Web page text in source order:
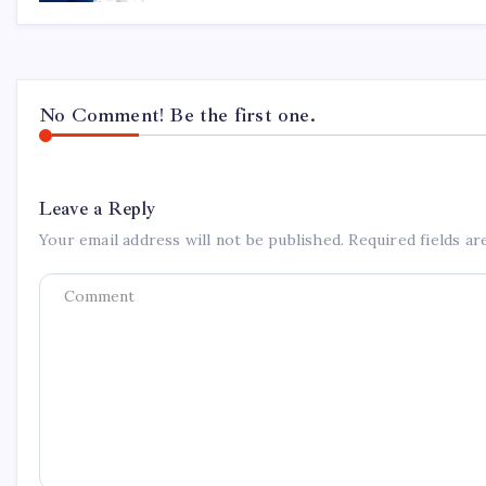
No Comment! Be the first one.
Leave a Reply
Your email address will not be published. Required fields